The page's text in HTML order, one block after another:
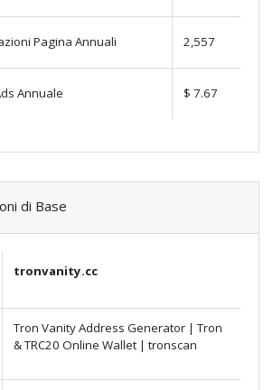
Pagina Annuali 2,557
Annuale $ 7.67
di Base
tronvanity.cc
Tron Vanity Address Generator | Tron
& TRC20 Online Wallet | tronscan